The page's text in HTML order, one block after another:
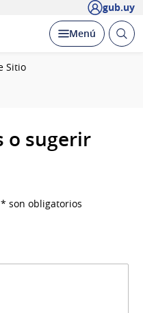
gub.uy
Desplegar
Menú Abrir
Sitio
o sugerir
son obligatorios